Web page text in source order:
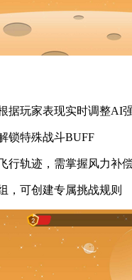
据玩家表现实时调整AI
锁特殊战斗BUFF
行轨迹，需掌握风力补
，可创建专属挑战规则